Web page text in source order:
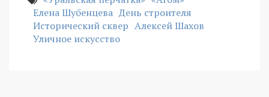
Елена Шубенцева День строителя
Исторический сквер Алексей Шахов
Уличное искусство